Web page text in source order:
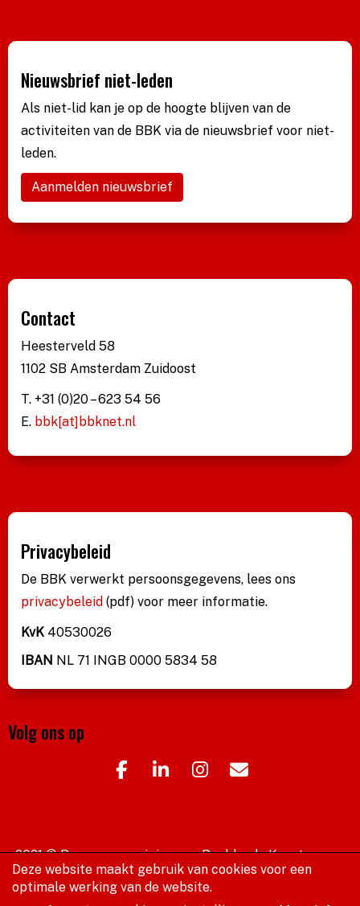
Nieuwsbrief niet-leden
Als niet-lid kan je op de hoogte blijven van de
activiteiten van de BBK via de nieuwsbrief voor niet-
leden.
Aanmelden nieuwsbrief
Contact
Heesterveld 58
1102 SB Amsterdam Zuidoost
T. +31 (0)20 – 623 54 56
E. bbk[at]bbknet.nl
Privacybeleid
De BBK verwerkt persoonsgegevens, lees ons
privacybeleid (pdf) voor meer informatie.
KvK 40530026
IBAN NL 71 INGB 0000 5834 58
Volg ons op
2021 © Beroepsvereniging van Beeldende Kunstenaars
Deze website maakt gebruik van cookies voor een
optimale werking van de website.
Website door e-Captain.nl